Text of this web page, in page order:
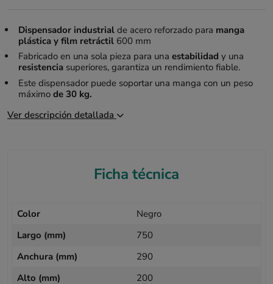
Dispensador industrialde acero reforzado para manga
plástica y film retráctil600 mm
Fabricado en una sola pieza para una estabilidad y una
resistenciasuperiores, garantiza un rendimiento fiable.
Este dispensador puede soportar una manga con un peso
máximo de 30 kg.
Ver descripción detallada
Ficha técnica
Color
Negro
Largo (mm)
750
Anchura (mm)
290
Alto (mm)
200